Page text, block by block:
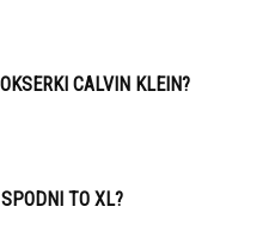
CALVIN KLEIN?
TO XL?